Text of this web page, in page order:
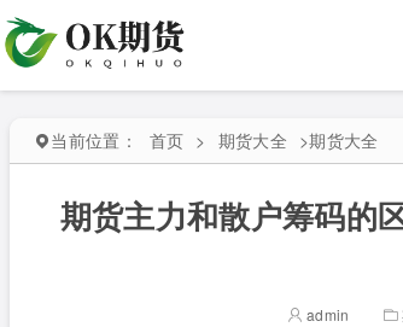
当前位置： 首页 > 期货大全 >期货大全
期货主力和散户筹码的
admin